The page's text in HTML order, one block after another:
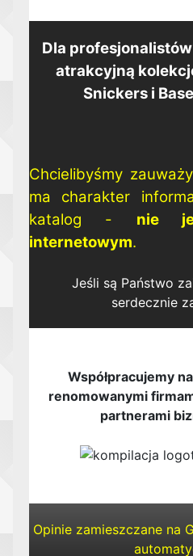
Dla
atrakcyjną
Snickers i
Chcielibyśmy
ma charakter
katalog - nie
internetowym.
Jeśli są Państwo
serdecznie
Współpracujemy
renomowanymi
partnerami
Opinie zamieszczane na